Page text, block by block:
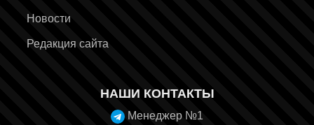
Новости
Редакция сайта
НАШИ КОНТАКТЫ
Менеджер №1